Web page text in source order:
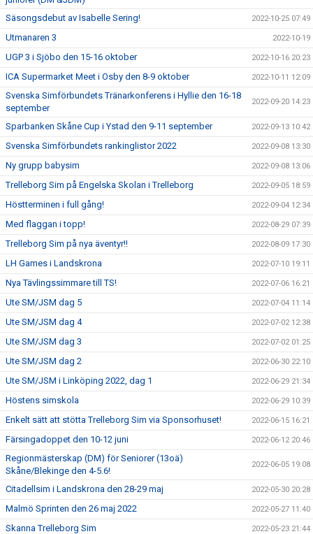
Säsongsdebut av Isabelle Sering!
2022-10-25 07:49
Utmanaren 3 2022-10-19
UGP 3 i Sjöbo den 15-16 oktober 2022-10-16 20:23
ICA Supermarket Meet i Osby den 8-9 oktober 2022-10-11 12:09
Svenska Simförbundets Tränarkonferens i Hyllie den 16-18
september
2022-09-20 14:23
Sparbanken Skåne Cup i Ystad den 9-11 september 2022-09-13 10:42
Svenska Simförbundets rankinglistor 2022 2022-09-08 13:30
Ny grupp babysim 2022-09-08 13:06
Trelleborg Sim på Engelska Skolan i Trelleborg 2022-09-05 18:59
Höstterminen i full gång! 2022-09-04 12:34
Med flaggan i topp! 2022-08-29 07:39
Trelleborg Sim på nya äventyr!! 2022-08-09 17:30
LH Games i Landskrona 2022-07-10 19:11
Nya Tävlingssimmare till TS! 2022-07-06 16:21
Ute SM/JSM dag 5 2022-07-04 11:14
Ute SM/JSM dag 4 2022-07-02 12:38
Ute SM/JSM dag 3 2022-07-02 01:25
Ute SM/JSM dag 2 2022-06-30 22:10
Ute SM/JSM i Linköping 2022, dag 1 2022-06-29 21:34
Höstens simskola 2022-06-29 10:39
Enkelt sätt att stötta Trelleborg Sim via Sponsorhuset! 2022-06-15 16:21
Färsingadoppet den 10-12 juni 2022-06-12 20:46
Regionmästerskap (DM) för Seniorer (13oä)
Skåne/Blekinge den 4-5.6!
2022-06-05 19:08
Citadellsim i Landskrona den 28-29 maj 2022-05-30 20:28
Malmö Sprinten den 26 maj 2022 2022-05-27 11:40
Skanna Trelleborg Sim 2022-05-23 21:44